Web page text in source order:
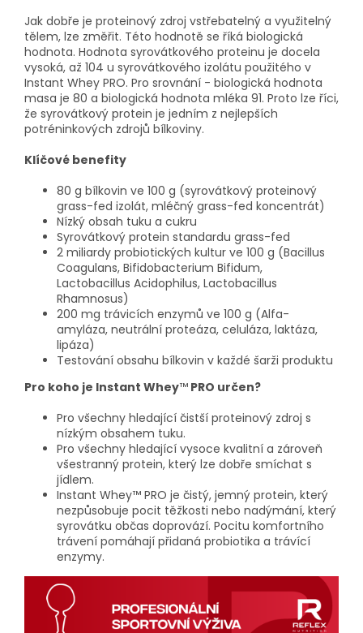
Jak dobře je proteinový zdroj vstřebatelný a využitelný
tělem, lze změřit. Této hodnotě se říká biologická
hodnota. Hodnota syrovátkového proteinu je docela
vysoká, až 104 u syrovátkového izolátu použitého v
Instant Whey PRO. Pro srovnání - biologická hodnota
masa je 80 a biologická hodnota mléka 91. Proto lze říci,
že syrovátkový protein je jedním z nejlepších
potréninkových zdrojů bílkoviny.
Klíčové benefity
80 g bílkovin ve 100 g (syrovátkový proteinový
grass-fed izolát, mléčný grass-fed koncentrát)
Nízký obsah tuku a cukru
Syrovátkový protein standardu grass-fed
2 miliardy probiotických kultur ve 100 g (Bacillus
Coagulans, Bifidobacterium Bifidum,
Lactobacillus Acidophilus, Lactobacillus
Rhamnosus)
200 mg trávicích enzymů ve 100 g (Alfa-
amyláza, neutrální proteáza, celuláza, laktáza,
lipáza)
Testování obsahu bílkovin v každé šarži produktu
Pro koho je Instant Whey™ PRO určen?
Pro všechny hledající čistší proteinový zdroj s
nízkým obsahem tuku.
Pro všechny hledající vysoce kvalitní a zároveň
všestranný protein, který lze dobře smíchat s
jídlem.
Instant Whey™ PRO je čistý, jemný protein, který
nezpůsobuje pocit těžkosti nebo nadýmání, který
syrovátku občas doprovází. Pocitu komfortního
trávení pomáhají přidaná probiotika a trávící
enzymy.